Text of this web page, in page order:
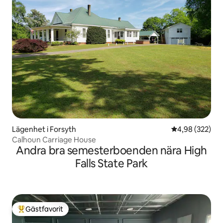
Lägenhet i Forsyth 4,98 av 5 i
4,98 (322)
Calhoun Carriage House
Andra bra semesterboenden nära High
Falls State Park
Populär gästfavorit
Gästfavorit